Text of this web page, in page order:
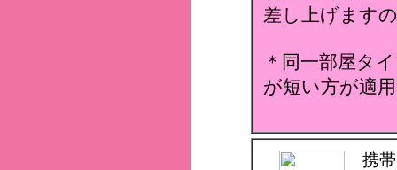
差し上げます
＊同一部屋タ
が短い方が適
携